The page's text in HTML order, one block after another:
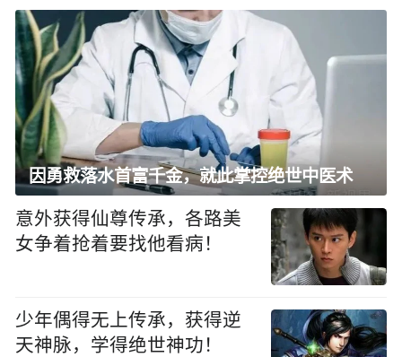
因勇救落水首富千金，就此掌控绝世中医术
意外获得仙尊传承，各路美
女争着抢着要找他看病！
少年偶得无上传承，获得逆
天神脉，学得绝世神功！